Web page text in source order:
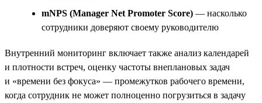
mNPS (Manager Net Promoter Score) — насколько
сотрудники доверяют своему руководителю
Внутренний мониторинг включает также анализ календарей
и плотности встреч, оценку частоты внеплановых задач
и «времени без фокуса» — промежутков рабочего времени,
когда сотрудник не может полноценно погрузиться в задачу